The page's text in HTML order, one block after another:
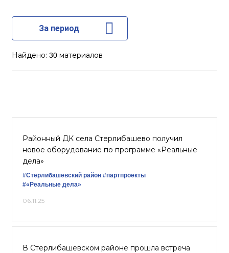
За период
Найдено: 30 материалов
Районный ДК села Стерлибашево получил
новое оборудование по программе «Реальные
дела»
#Стерлибашевский район #партпроекты
#«Реальные дела»
06.11.25
В Стерлибашевском районе прошла встреча